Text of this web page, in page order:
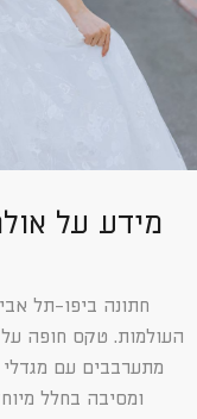
מידע על
חתונה ביפו-תל
העולמות. טקס חופה
מתערבבים עם
ומסיבה בחלל